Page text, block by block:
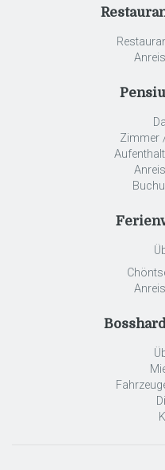
Zimmer